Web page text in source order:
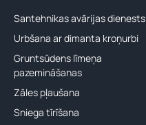
Santehnikas avārijas dienests
Urbšana ar dimanta kroņurbi
Gruntsūdens līmeņa
pazemināšanas
Zāles pļaušana
Sniega tīrīšana